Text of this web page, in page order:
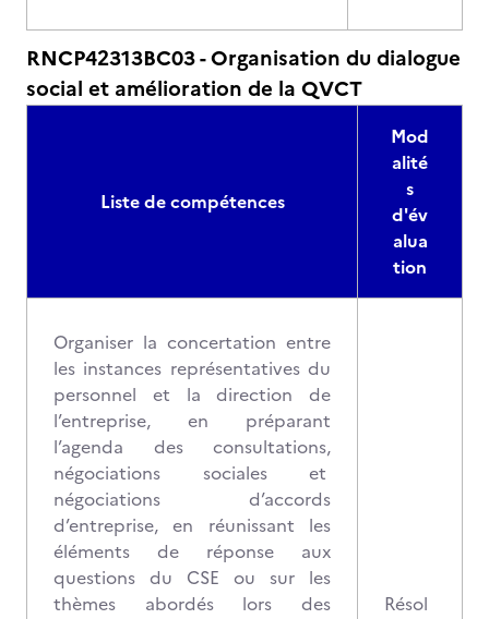
RNCP42313BC03 - Organisation du dialogue
social et amélioration de la QVCT
Liste de compétences
Mod
alité
s
d'év
alua
tion
Organiser la concertation entre
les instances représentatives du
personnel et la direction de
l’entreprise, en préparant
l’agenda des consultations,
négociations sociales et
négociations d’accords
d’entreprise, en réunissant les
éléments de réponse aux
questions du CSE ou sur les
thèmes abordés lors des
Résol